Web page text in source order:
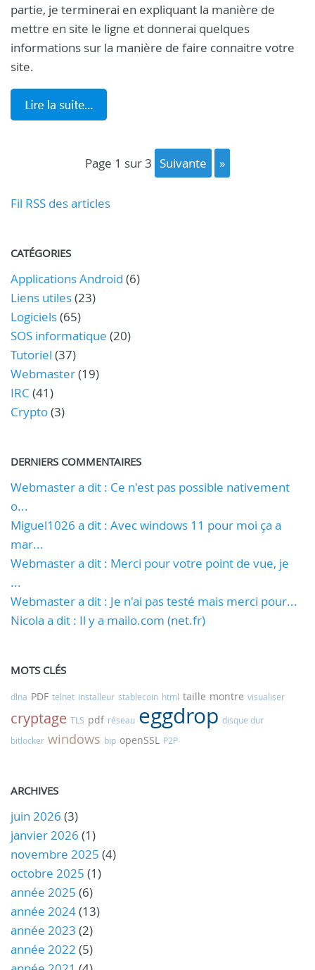
partie, je terminerai en expliquant la manière de
mettre en site le ligne et donnerai quelques
informations sur la manière de faire connaitre votre
site.
page 1 sur 3 suivante »
Fil RSS des articles
CATÉGORIES
Applications Android (6)
Liens utiles(23)
Logiciels(65)
SOS informatique (20)
Tutoriel (37)
Webmaster(19)
IRC (41)
Crypto(3)
DERNIERS COMMENTAIRES
Webmaster a dit : Ce n'est pas possible nativement
o...
Miguel1026 a dit : Avec windows 11 pour moi ça a
mar...
Webmaster a dit : Merci pour votre point de vue, je
...
Webmaster a dit : Je n'ai pas testé mais merci pour...
Nicola a dit : Il y a mailo.com (net.fr)
MOTS CLÉS
dlna PDF telnet installeur stablecoin html taille montre visualiser
cryptage TLS pdf réseau eggdrop disque dur
bitlocker windows bip openSSL P2P
ARCHIVES
juin 2026 (3)
janvier 2026 (1)
novembre 2025 (4)
octobre 2025 (1)
année 2025 (6)
année 2024(13)
année 2023 (2)
année 2022 (5)